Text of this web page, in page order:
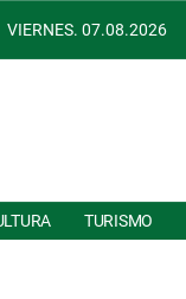
VIERNES. 07.08.2026
TURISMO